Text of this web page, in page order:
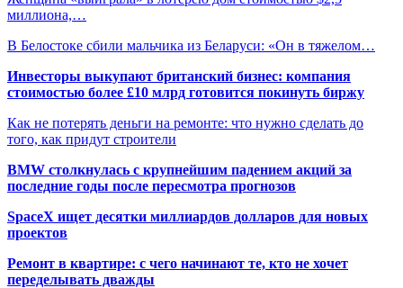
миллиона,…
В Белостоке сбили мальчика из Беларуси: «Он в тяжелом…
Инвесторы выкупают британский бизнес: компания
стоимостью более £10 млрд готовится покинуть биржу
Как не потерять деньги на ремонте: что нужно сделать до
того, как придут строители
BMW столкнулась с крупнейшим падением акций за
последние годы после пересмотра прогнозов
SpaceX ищет десятки миллиардов долларов для новых
проектов
Ремонт в квартире: с чего начинают те, кто не хочет
переделывать дважды